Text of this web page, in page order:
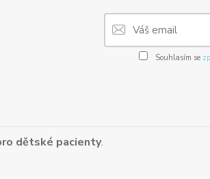
Souhlasím se
dětské pacienty.